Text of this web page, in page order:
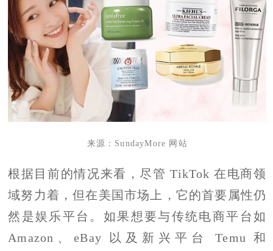
来源：SundayMore 网站
根据目前的情况来看，尽管 TikTok 在电商领
域努力着，但在美国市场上，它的首要属性仍
然是娱乐平台。如果想要与传统电商平台如
Amazon、eBay 以及新兴平台 Temu 和